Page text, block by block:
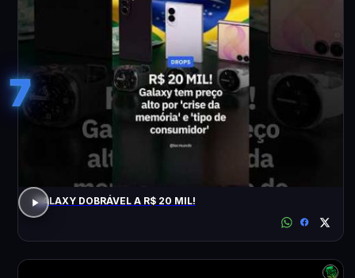
7
GALAXY DOBRÁVEL A R$ 20 MIL!